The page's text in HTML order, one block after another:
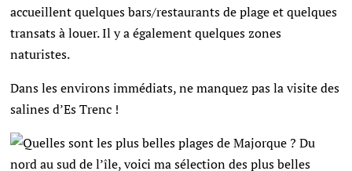
accueillent quelques bars/restaurants de plage et quelques
transats à louer. Il y a également quelques zones
naturistes.
Dans les environs immédiats, ne manquez pas la visite des
salines d’Es Trenc !